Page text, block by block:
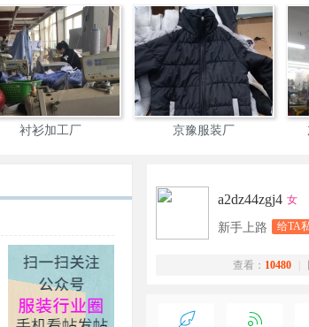
衬衫加工厂 京豫服装厂
a2dz44zgj4 女
新手上路 给TA
查看： 10480